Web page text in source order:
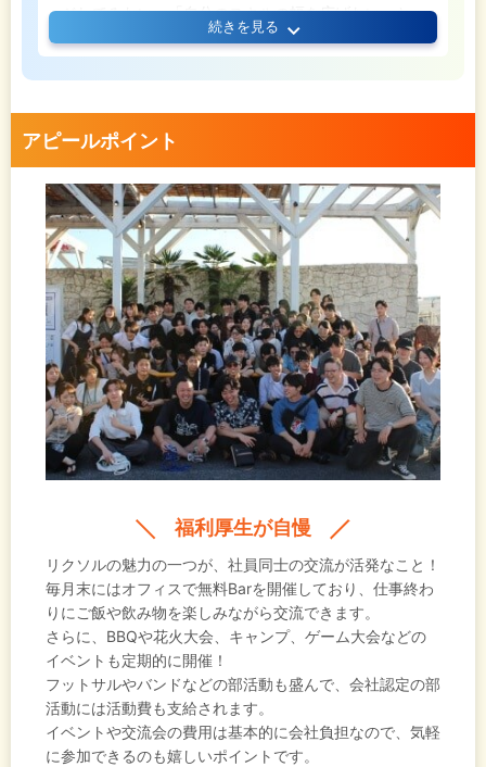
ジしてみたい」「自分のスキルの幅を広げたい」と
いう思いが強くなり、転職を決意しました。
まったく異なる業界への挑戦だったので不安もあり
ましたが、未経験からスタートできる環境が整って
続きを見る
アピールポイント
福利厚生が自慢
リクソルの魅力の一つが、社員同士の交流が活発なこと！
毎月末にはオフィスで無料Barを開催しており、仕事終わ
りにご飯や飲み物を楽しみながら交流できます。
さらに、BBQや花火大会、キャンプ、ゲーム大会などの
イベントも定期的に開催！
フットサルやバンドなどの部活動も盛んで、会社認定の部
活動には活動費も支給されます。
イベントや交流会の費用は基本的に会社負担なので、気軽
に参加できるのも嬉しいポイントです。